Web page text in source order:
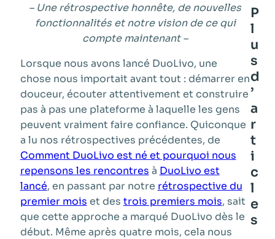
– Une rétrospective honnête, de nouvelles
fonctionnalités et notre vision de ce qui
compte maintenant –
Lorsque nous avons lancé DuoLivo, une
chose nous importait avant tout : démarrer en
douceur, écouter attentivement et construire
pas à pas une plateforme à laquelle les gens
peuvent vraiment faire confiance. Quiconque
a lu nos rétrospectives précédentes, de
Comment DuoLivo est né et pourquoi nous
repensons les rencontres à DuoLivo est
lancé, en passant par notre rétrospective du
premier mois et des trois premiers mois, sait
que cette approche a marqué DuoLivo dès le
début. Même après quatre mois, cela nous
P
l
u
s
d
’
a
r
t
i
c
l
e
s